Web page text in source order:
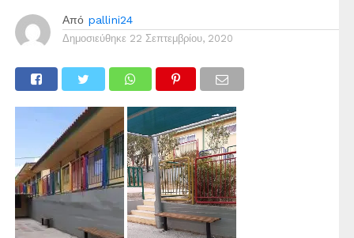
Από pallini24
Δημοσιεύθηκε 22 Σεπτεμβρίου, 2020